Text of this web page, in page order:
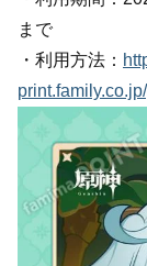
まで
・利用方法：